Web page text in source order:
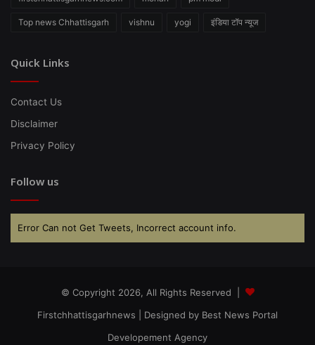
Top news Chhattisgarh vishnu yogi इंडिया टॉप न्यूज
Quick Links
Contact Us
Disclaimer
Privacy Policy
Follow us
Error Can not Get Tweets, Incorrect account info.
© Copyright 2026, All Rights Reserved |
Firstchhattisgarhnews | Designed by Best News Portal
Developement Agency